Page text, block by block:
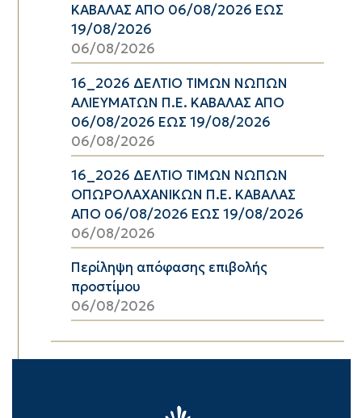
ΚΑΒΑΛΑΣ ΑΠΟ 06/08/2026 ΕΩΣ
19/08/2026
06/08/2026
16_2026 ΔΕΛΤΙΟ ΤΙΜΩΝ ΝΩΠΩΝ
ΑΛΙΕΥΜΑΤΩΝ Π.Ε. ΚΑΒΑΛΑΣ ΑΠΟ
06/08/2026 ΕΩΣ 19/08/2026
06/08/2026
16_2026 ΔΕΛΤΙΟ ΤΙΜΩΝ ΝΩΠΩΝ
ΟΠΩΡΟΛΑΧΑΝΙΚΩΝ Π.Ε. ΚΑΒΑΛΑΣ
ΑΠΟ 06/08/2026 ΕΩΣ 19/08/2026
06/08/2026
Περίληψη απόφασης επιβολής
προστίμου
06/08/2026